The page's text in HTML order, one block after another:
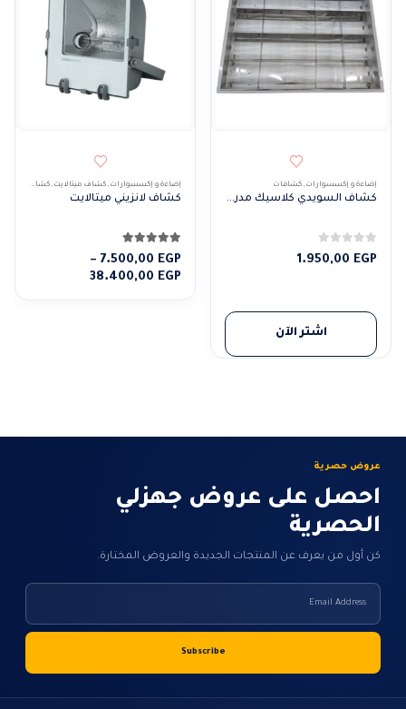
إضاءة و إكسسوارات , كشافات
كشاف السويدي كلاسيك مدرج بارز
0من 5
1.950,00 EGP
اشتر الآن
إضاءة و إكسسوارات , كشاف ميتالايت , كشافات
كشاف لانزيني ميتالايت
5.00 من 5
7.500,00 EGP
–
38.400,00 EGP
نطاق
عروض حصرية
احصل على عروض جهزلي
الحصرية
كن أول من يعرف عن المنتجات الجديدة والعروض المختارة.